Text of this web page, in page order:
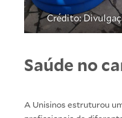
Crédito:
Saúde no
A Unisinos estruturou